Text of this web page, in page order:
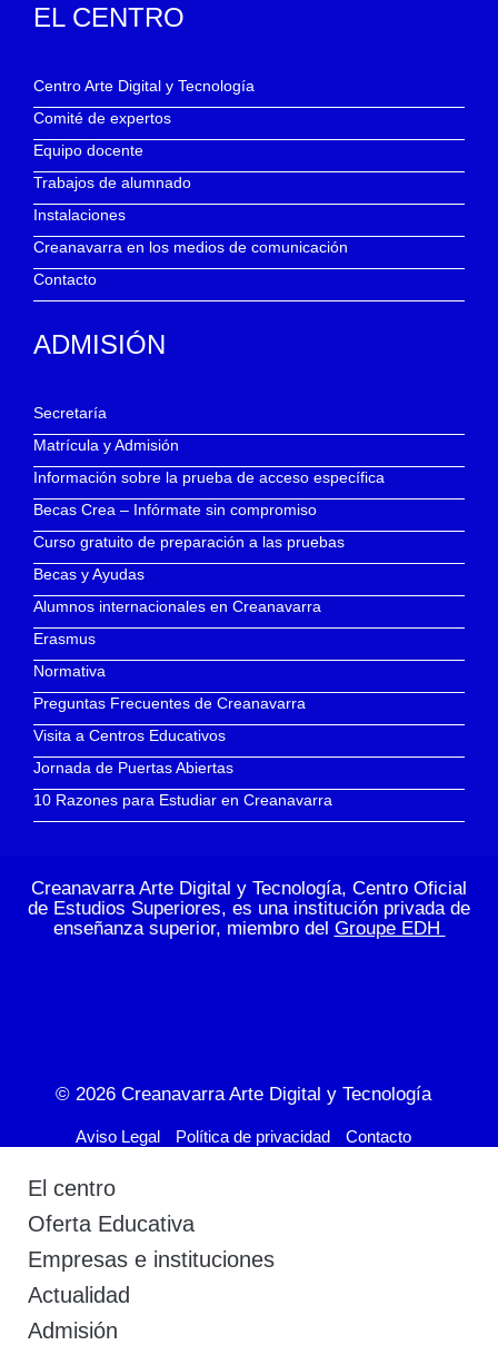
EL CENTRO
Centro Arte Digital y Tecnología
Comité de expertos
Equipo docente
Trabajos de alumnado
Instalaciones
Creanavarra en los medios de comunicación
Contacto
ADMISIÓN
Secretaría
Matrícula y Admisión
Información sobre la prueba de acceso específica
Becas Crea – Infórmate sin compromiso
Curso gratuito de preparación a las pruebas
Becas y Ayudas
Alumnos internacionales en Creanavarra
Erasmus
Normativa
Preguntas Frecuentes de Creanavarra
Visita a Centros Educativos
Jornada de Puertas Abiertas
10 Razones para Estudiar en Creanavarra
Creanavarra Arte Digital y Tecnología, Centro Oficial
de Estudios Superiores, es una institución privada de
enseñanza superior, miembro del Groupe EDH
© 2026 Creanavarra Arte Digital y Tecnología
Aviso Legal Política de privacidad Contacto
El centro
Oferta Educativa
Empresas e instituciones
Actualidad
Admisión